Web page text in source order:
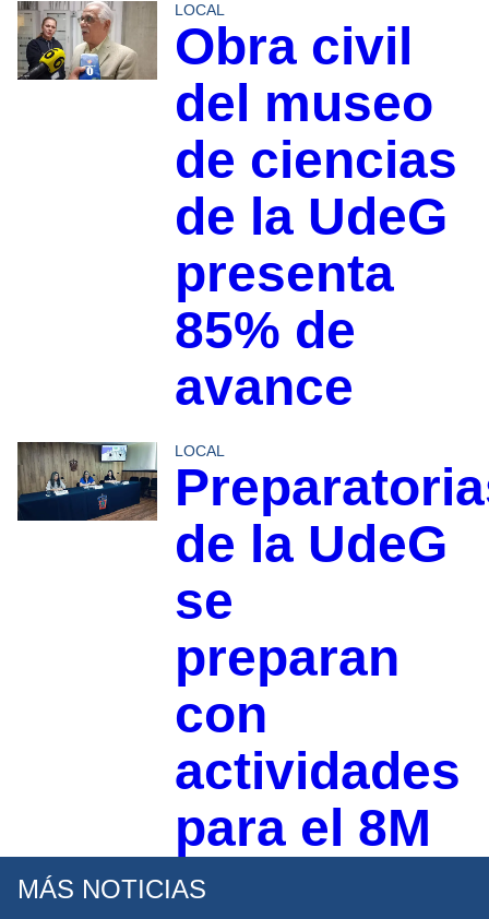
LOCAL
Obra civil
del museo
de ciencias
de la UdeG
presenta
85% de
avance
LOCAL
de la UdeG
se
preparan
con
actividades
para el 8M
MÁS NOTICIAS